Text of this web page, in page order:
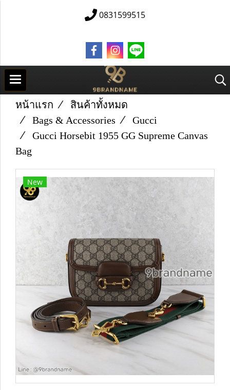
0831599515
หน้าแรก
สินค้าทั้งหมด
Bags & Accessories
Gucci
Gucci Horsebit 1955 GG Supreme Canvas
Bag
New